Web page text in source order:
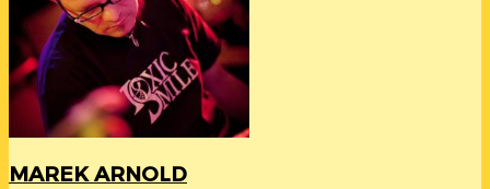
MAREK ARNOLD